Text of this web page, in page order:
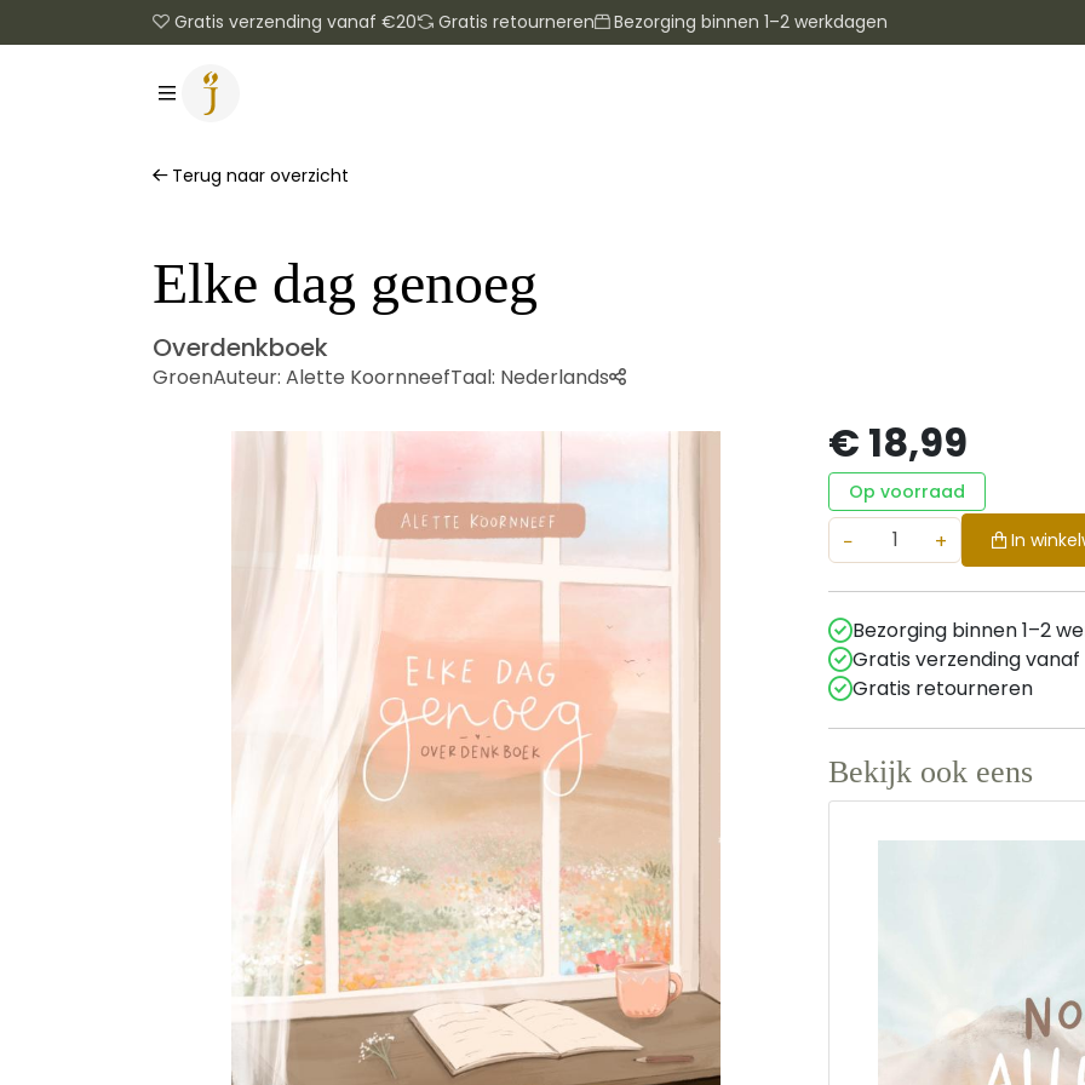
Gratis verzending vanaf €20 Gratis retourneren Bezorging binnen 1–2 werkdagen
Terug naar overzicht
Elke dag genoeg
Overdenkboek
GroenAuteur: Alette KoornneefTaal: Nederlands
€ 18,99
Op voorraad
− + In
Bezorging binnen 1–2
Gratis verzending
Gratis retourneren
Bekijk ook eens